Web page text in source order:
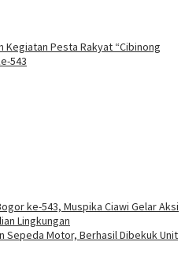
Pesta Rakyat “Cibinong
543
ke-543, Muspika Ciawi Gelar Aksi
Lingkungan
Sepeda Motor, Berhasil Dibekuk Unit